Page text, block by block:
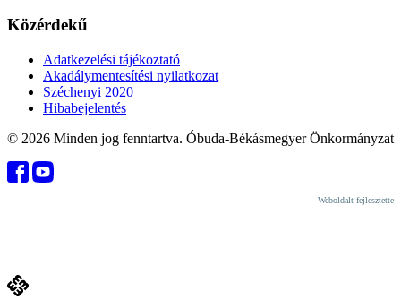
Közérdekű
Adatkezelési tájékoztató
Akadálymentesítési nyilatkozat
Széchenyi 2020
Hibabejelentés
© 2026 Minden jog fenntartva. Óbuda-Békásmegyer Önkormányzat
Weboldalt fejlesztette